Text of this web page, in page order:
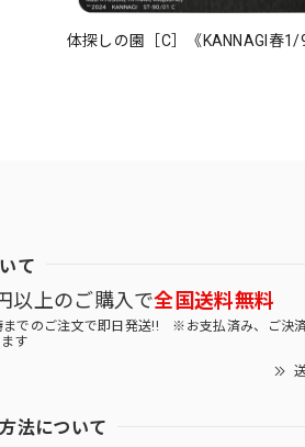
体探しの園［C］《KANNAGI春1/
て
以上のご購入で全国送料無料
までのご注文で即日発送!! ※お支払済み、ご決
す
法について